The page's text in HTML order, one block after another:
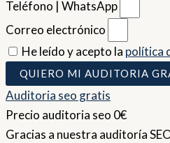
Teléfono | WhatsApp
Correo electrónico
He leído y acepto la política
QUIERO MI AUDITORIA
Auditoria seo gratis
Precio auditoria seo 0€
Gracias a nuestra auditoría